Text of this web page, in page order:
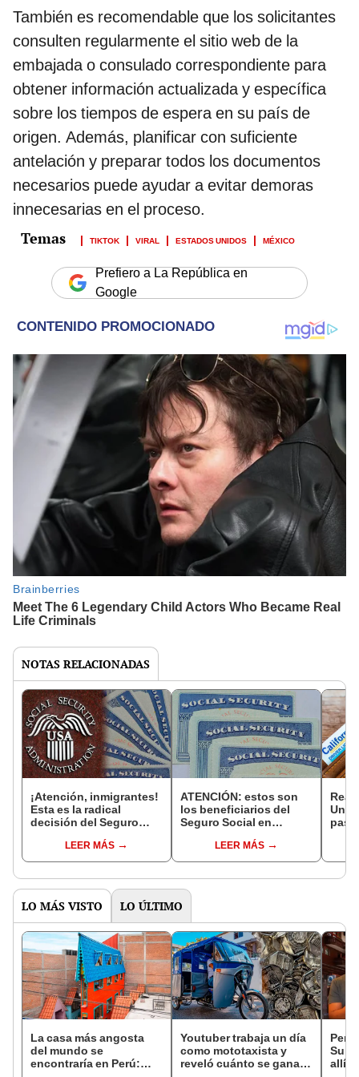
También es recomendable que los solicitantes
consulten regularmente el sitio web de la
embajada o consulado correspondiente para
obtener información actualizada y específica
sobre los tiempos de espera en su país de
origen. Además, planificar con suficiente
antelación y preparar todos los documentos
necesarios puede ayudar a evitar demoras
innecesarias en el proceso.
TIKTOK VIRAL ESTADOS UNIDOS MÉXICO
Prefiero a La República en
Google
NOTAS RELACIONADAS
¡Atención, inmigrantes!
Esta es la radical
decisión del Seguro
septiembre en Estados
Unidos
LEER MÁS
ATENCIÓN: estos son
los beneficiarios del
Seguro Social en
recibirán el PAGO
DIRECTO de US$697
LEER MÁS
Real
LO MÁS VISTO LO ÚLTIMO
La casa más angosta
del mundo se
encontraría en Perú:
Youtuber trabaja un día
como mototaxista y
reveló cuánto se gana
allí y